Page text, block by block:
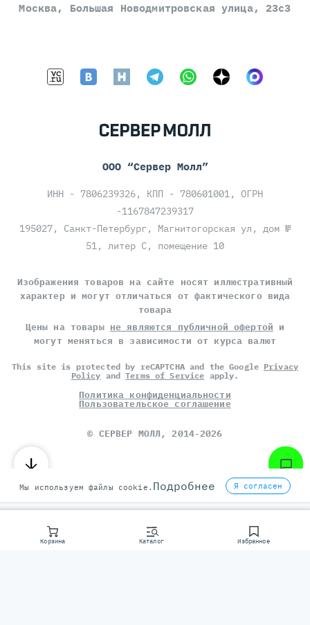
Корзина Каталог Избранное
Москва, Большая Новодмитровская улица, 23с3
ООО “Сервер Молл”
ИНН - 7806239326, КПП - 780601001, ОГРН
-1167847239317
195027, Санкт-Петербург, Магнитогорская ул, дом №
51, литер С, помещение 10
Изображения товаров на сайте носят иллюстративный
характер и могут отличаться от фактического вида
товара
Цены на товары не являются публичной офертой и
могут меняться в зависимости от курса валют
This site is protected by reCAPTCHA and the Google Privacy
Policy andTerms of Service apply.
Политика конфиденциальности
Пользовательское соглашение
© СЕРВЕР МОЛЛ, 2014-2026
Мы используем файлы cookie. Подробнее Я согласен